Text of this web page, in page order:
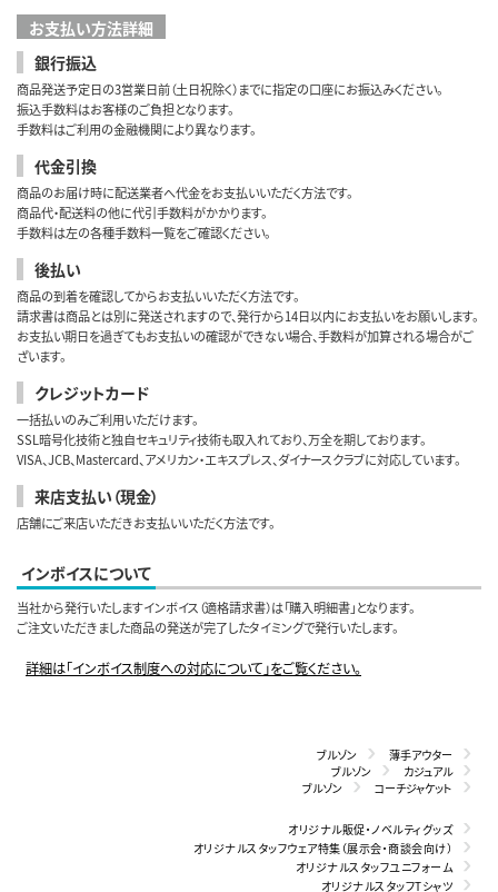
お支払い方法詳細
銀行振込
商品発送予定日の3営業日前（土日祝除く）までに指定の口座にお振込みください。
振込手数料はお客様のご負担となります。
手数料はご利用の金融機関により異なります。
代金引換
商品のお届け時に配送業者へ代金をお支払いいただく方法です。
商品代・配送料の他に代引手数料がかかります。
手数料は左の各種手数料一覧をご確認ください。
後払い
商品の到着を確認してからお支払いいただく方法です。
請求書は商品とは別に発送されますので、発行から14日以内にお支払いをお願いします。
お支払い期日を過ぎてもお支払いの確認ができない場合、手数料が加算される場合がご
ざいます。
クレジットカード
一括払いのみご利用いただけます。
SSL暗号化技術と独自セキュリティ技術も取入れており、万全を期しております。
VISA、JCB、Mastercard、アメリカン・エキスプレス、ダイナースクラブに対応しています。
来店支払い（現金）
店舗にご来店いただきお支払いいただく方法です。
インボイスについて
当社から発行いたしますインボイス（適格請求書）は「購入明細書」となります。
ご注文いただきました商品の発送が完了したタイミングで発行いたします。
詳細は「インボイス制度への対応について」をご覧ください。
ブルゾン
薄手アウター
ブルゾン
カジュアル
ブルゾン
コーチジャケット
オリジナル販促・ノベルティグッズ
オリジナルスタッフウェア特集（展示会・商談会向け）
オリジナルスタッフユニフォーム
オリジナルスタッフTシャツ